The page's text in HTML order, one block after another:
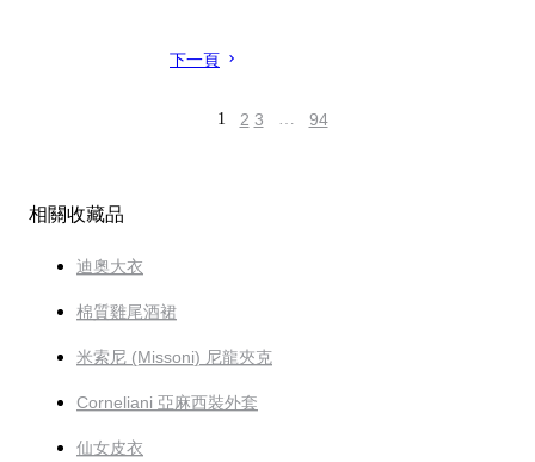
下一頁
1 2 3 … 94
相關收藏品
迪奧大衣
棉質雞尾酒裙
米索尼 (Missoni) 尼龍夾克
Corneliani 亞麻西裝外套
仙女皮衣